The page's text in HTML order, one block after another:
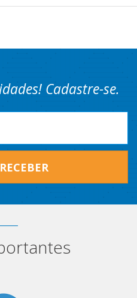
Cadastre-se.